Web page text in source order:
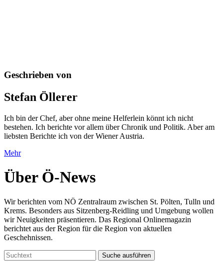
Geschrieben von
Stefan Öllerer
Ich bin der Chef, aber ohne meine Helferlein könnt ich nicht
bestehen. Ich berichte vor allem über Chronik und Politik. Aber am
liebsten Berichte ich von der Wiener Austria.
Mehr
Über Ö-News
Wir berichten vom NÖ Zentralraum zwischen St. Pölten, Tulln und
Krems. Besonders aus Sitzenberg-Reidling und Umgebung wollen
wir Neuigkeiten präsentieren. Das Regional Onlinemagazin
berichtet aus der Region für die Region von aktuellen
Geschehnissen.
Suche ausführen